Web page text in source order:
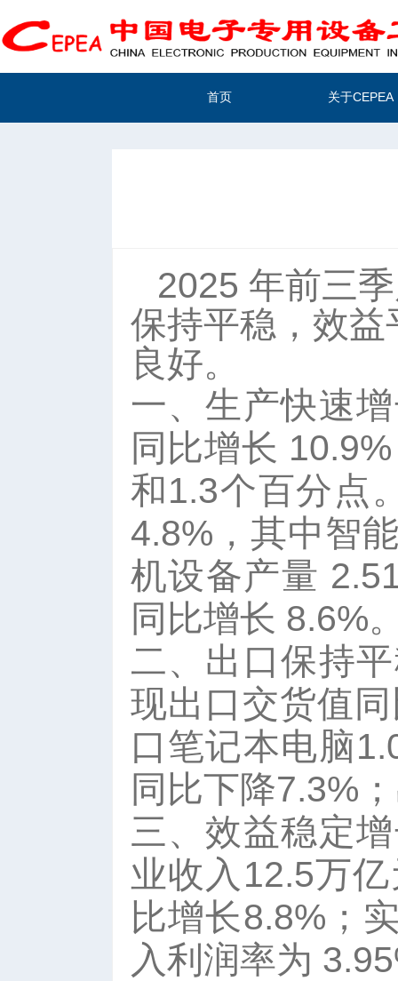
首页 关于CEPEA
2025 年前三
保持平稳，效
良好。
一、生产快速
同比增长
和1.3个百分点
4.8%，其中智
机设备产量
同比增长 8.6%
二、出口保持
现出口交货值
口笔记本电脑
同比下降7.3%
三、效益稳定
业收入12.5万
比增长8.8%；
入利润率为